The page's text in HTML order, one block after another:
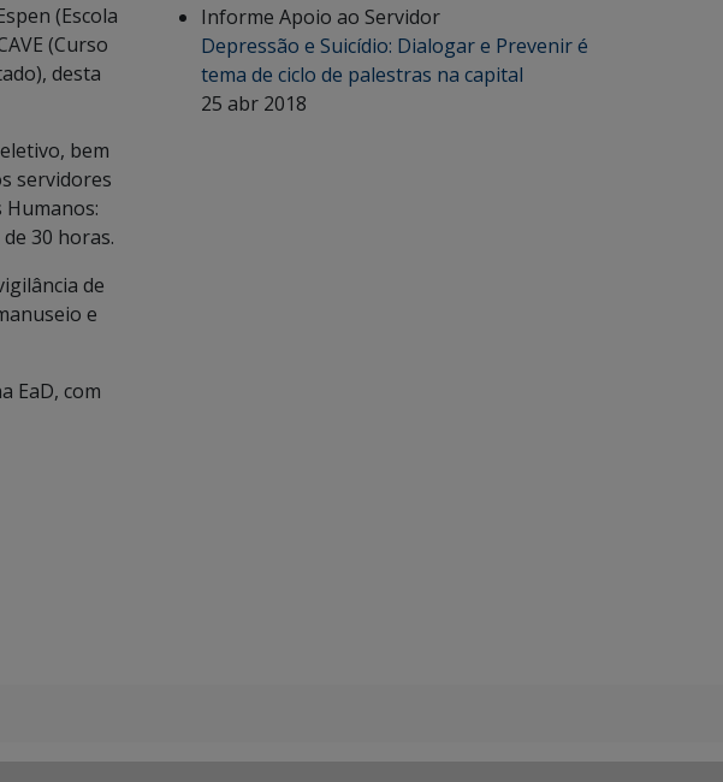
(Escola
(Curso
desta
bem
servidores
30 horas.
de
e
EaD, com
Informe Apoio ao Servidor
Depressão e Suicídio: Dialogar e Prevenir é
tema de ciclo de palestras na capital
25 abr 2018